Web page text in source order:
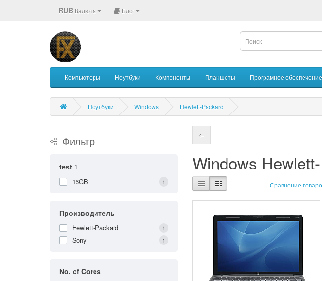
RUB Валюта Блог
Компьютеры Ноутбуки Компоненты Планшеты Програмное обеспечение
Ноутбуки Windows Hewlett-Packard
Фильтр
test 1
16GB 1
Производитель
Hewlett-Packard 1
Sony 1
No. of Cores
←
Windows
Сравнение